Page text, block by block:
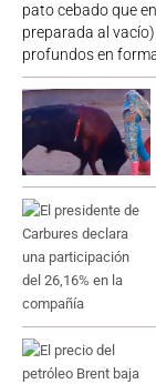
pato cebado que
preparada al
profundos en